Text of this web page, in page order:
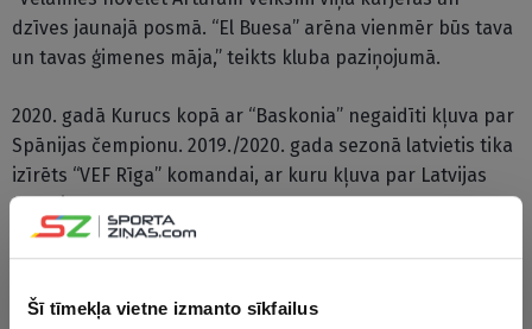
Šī tīmekļa vietne izmanto sīkfailus
dzīves jaunajā posmā. “El Buesa” arēna vienmēr būs tava
un tavas ģimenes māja,” teikts kluba paziņojumā.
2020. gadā Kurucs kopā ar “Baskonia” negaidīti kļuva par
Spānijas čempionu. 2019./2020. gada sezonā latvietis tika
izīrēts “VEF Rīga” komandai, ar kuru kļuva par Latvijas
čempionu.
Kurucs iekļauts starp 24 basketbolistiem, kuri piedalās
valstsvienības treniņnometnē pirms Pasaules kausa.